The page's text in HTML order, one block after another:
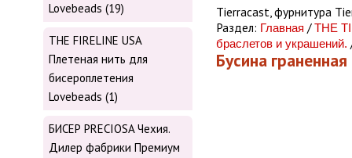
Lovebeads (19)
THE FIRELINE USA
Плетеная нить для
бисероплетения
Lovebeads (1)
БИСЕР PRECIOSA Чехия.
Дилер фабрики Премиум
Tiеrrасаst, фурнитура
Раздел: Главная /THE
браслетов и украшений.
Бусина